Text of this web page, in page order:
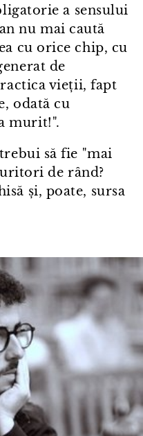
a sensului
nu mai caută
cu orice chip, cu
de
vieții, fapt
odată cu
murit!".
să fie "mai
de rând?
și, poate, sursa